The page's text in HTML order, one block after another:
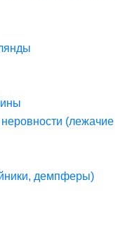
(лежачие
демпферы)